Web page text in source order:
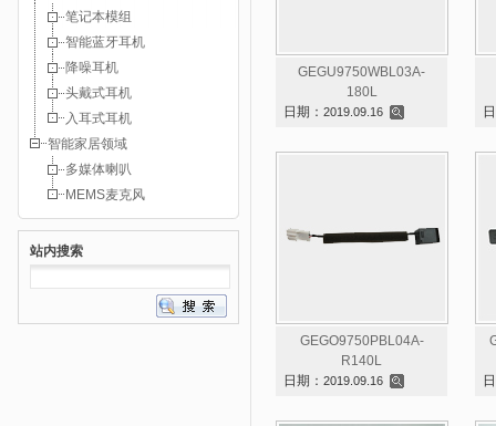
笔记本模组
智能蓝牙耳机
降噪耳机
头戴式耳机
入耳式耳机
智能家居领域
多媒体喇叭
MEMS麦克风
站内搜索
GEGU9750WBL03A-
180L
日期： 2019.09.16
GEGO9750PBL04A-
R140L
日期： 2019.09.16